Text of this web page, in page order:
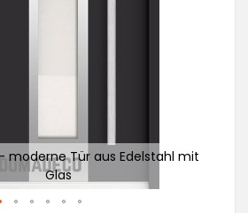
moderne Tür aus Edelstahl mit
Glas